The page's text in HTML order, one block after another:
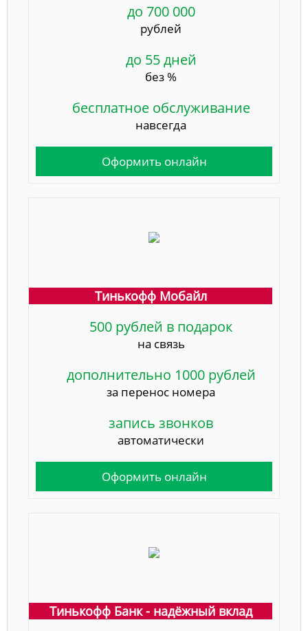
до 700 000
рублей
до 55 дней
без %
бесплатное обслуживание
навсегда
Оформить онлайн
Тинькофф Мобайл
500 рублей в подарок
на связь
дополнительно 1000 рублей
за перенос номера
запись звонков
автоматически
Оформить онлайн
Тинькофф Банк - надёжный вклад